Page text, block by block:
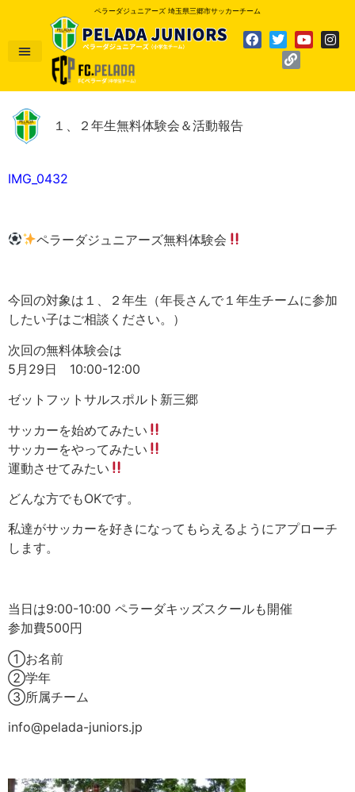
ペラーダジュニアーズ 埼玉県三郷市サッカーチーム
１、２年生無料体験会＆活動報告
IMG_0432
ペラーダジュニアーズ無料体験会
今回の対象は１、２年生（年長さんで１年生チームに参加
したい子はご相談ください。）
次回の無料体験会は
5月29日 10:00-12:00
ゼットフットサルスポルト新三郷
サッカーを始めてみたい
サッカーをやってみたい
運動させてみたい
どんな方でもOKです。
私達がサッカーを好きになってもらえるようにアプローチ
します。
当日は9:00-10:00 ペラーダキッズスクールも開催
参加費500円
①お名前
②学年
③所属チーム
info@pelada-juniors.jp